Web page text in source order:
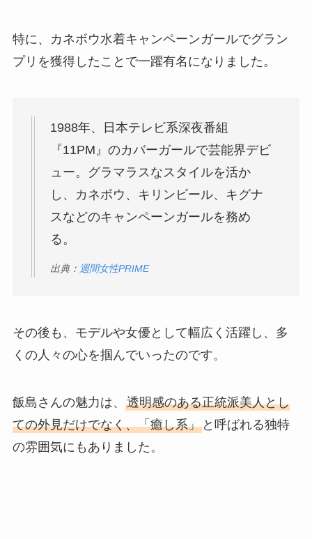
特に、カネボウ水着キャンペーンガールでグラン
プリを獲得したことで一躍有名になりました。
1988年、日本テレビ系深夜番組
『11PM』のカバーガールで芸能界デビ
ュー。グラマラスなスタイルを活か
し、カネボウ、キリンビール、キグナ
スなどのキャンペーンガールを務め
る。
出典： 週間女性PRIME
その後も、モデルや女優として幅広く活躍し、多
くの人々の心を掴んでいったのです。
飯島さんの魅力は、 透明感のある正統派美人とし
ての外見だけでなく、「癒し系」と呼ばれる独特
の雰囲気にもありました。